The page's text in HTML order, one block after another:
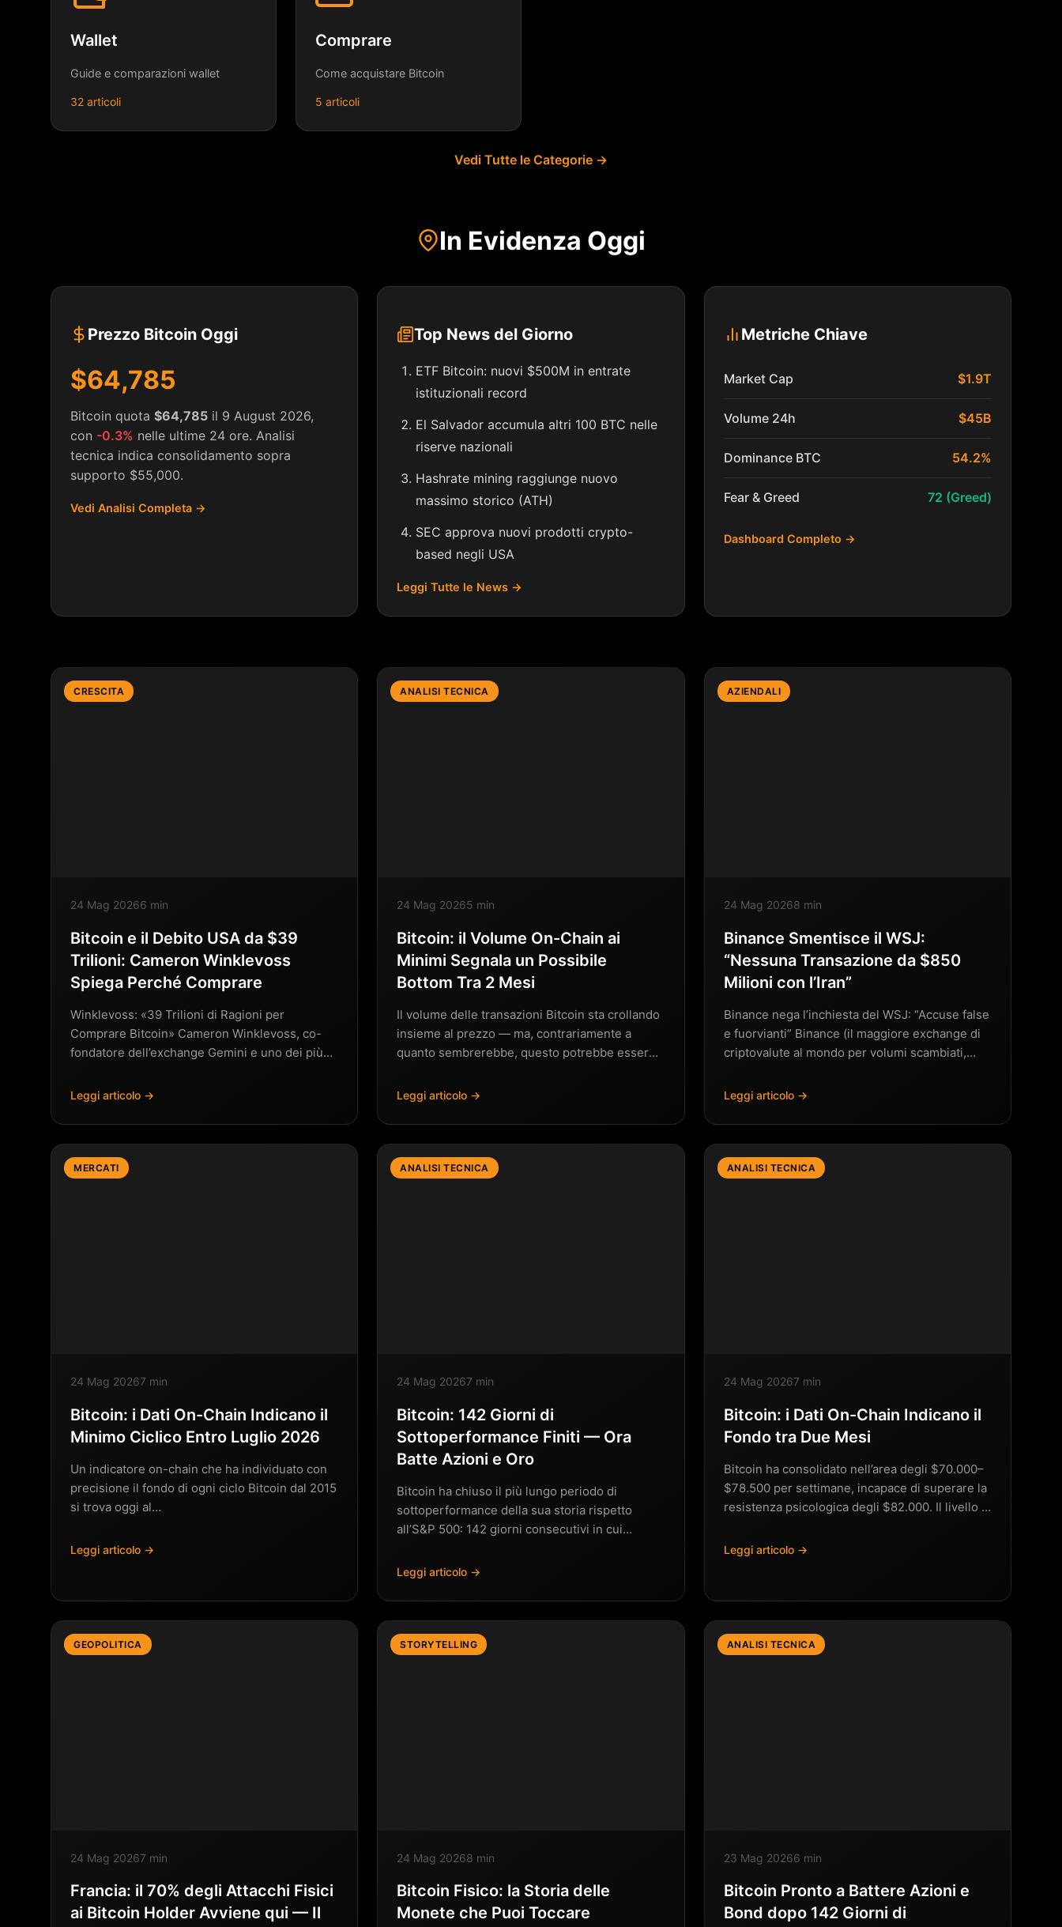
Wallet
Guide e comparazioni wallet
32 articoli
Comprare
Come acquistare Bitcoin
5 articoli
Vedi Tutte le Categorie →
In Evidenza Oggi
Prezzo Bitcoin Oggi
$64,785
Bitcoin quota $64,785 il 9 August 2026,
con -0.3% nelle ultime 24 ore. Analisi
tecnica indica consolidamento sopra
supporto $55,000.
Vedi Analisi Completa →
Top News del Giorno
ETF Bitcoin: nuovi $500M in entrate
istituzionali record
El Salvador accumula altri 100 BTC nelle
riserve nazionali
Hashrate mining raggiunge nuovo
massimo storico (ATH)
SEC approva nuovi prodotti crypto-
based negli USA
Leggi Tutte le News →
Metriche Chiave
Market Cap $1.9T
Volume 24h $45B
Dominance BTC 54.2%
Fear & Greed 72 (Greed)
Dashboard Completo →
CRESCITA
24 Mag 20266 min
Bitcoin e il Debito USA da $39
Trilioni: Cameron Winklevoss
Spiega Perché Comprare
Winklevoss: «39 Trilioni di Ragioni per
Comprare Bitcoin» Cameron Winklevoss, co-
fondatore dell’exchange Gemini e uno dei più
Leggi articolo →
ANALISI TECNICA
24 Mag 20265 min
Bitcoin: il Volume On-Chain ai
Minimi Segnala un Possibile
Bottom Tra 2 Mesi
Il volume delle transazioni Bitcoin sta crollando
insieme al prezzo — ma, contrariamente a
quanto sembrerebbe, questo potrebbe essere
Leggi articolo →
AZIENDALI
24 Mag 20268 min
Binance Smentisce il WSJ:
“Nessuna Transazione da $850
Milioni con l’Iran”
Binance nega l’inchiesta del WSJ: “Accuse false
e fuorvianti” Binance (il maggiore exchange di
criptovalute al mondo per volumi scambiati,…
Leggi articolo →
MERCATI
24 Mag 20267 min
Bitcoin: i Dati On-Chain Indicano il
Minimo Ciclico Entro Luglio 2026
Un indicatore on-chain che ha individuato con
precisione il fondo di ogni ciclo Bitcoin dal 2015
si trova oggi al…
Leggi articolo →
ANALISI TECNICA
24 Mag 20267 min
Bitcoin: 142 Giorni di
Sottoperformance Finiti — Ora
Batte Azioni e Oro
Bitcoin ha chiuso il più lungo periodo di
sottoperformance della sua storia rispetto
all’S&P 500: 142 giorni consecutivi in cui…
Leggi articolo →
ANALISI TECNICA
24 Mag 20267 min
Bitcoin: i Dati On-Chain Indicano il
Fondo tra Due Mesi
Bitcoin ha consolidato nell’area degli $70.000–
$78.500 per settimane, incapace di superare la
resistenza psicologica degli $82.000. Il livello di
Leggi articolo →
GEOPOLITICA
24 Mag 20267 min
Francia: il 70% degli Attacchi Fisici
ai Bitcoin Holder Avviene qui — Il
STORYTELLING
24 Mag 20268 min
Bitcoin Fisico: la Storia delle
Monete che Puoi Toccare
ANALISI TECNICA
23 Mag 20266 min
Bitcoin Pronto a Battere Azioni e
Bond dopo 142 Giorni di